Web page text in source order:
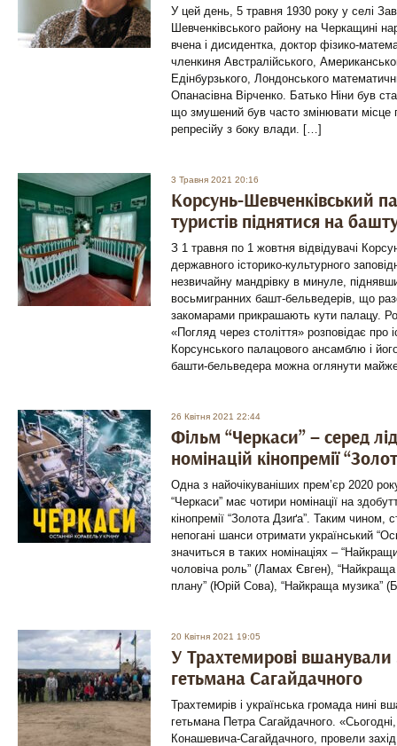
У цей день, 5 травня 1930 року у селі
Шевченківського району на Черкащині
вчена і дисидентка, доктор фізико-
членкиня Австралійського,
Едінбурзького, Лондонського
Опанасівна Вірченко. Батько Ніни був
що змушений був часто змінювати
репресійу з боку влади. […]
3 Травня 2021 20:16
Корсунь-Шевченківський
туристів піднятися на
З 1 травня по 1 жовтня відвідувачі
державного iсторико-культурного
незвичайну мандрівку в минуле,
восьмигранних башт-бельведерів, що
закомарами прикрашають кути палацу.
«Погляд через століття» розповідає про
Корсунського палацового ансамблю і
башти-бельведера можна оглянути
26 Квітня 2021 22:44
Фільм “Черкаси” – серед
номінацій кінопремії
Одна з найочікуваніших прем’єр 2020
“Черкаси” має чотири номінації на
кінопремії “Золота Дзиґа”. Таким
непогані шанси отримати український
значиться в таких номінаціях –
чоловіча роль” (Ламах Євген),
плану” (Юрій Сова), “Найкраща музика”
20 Квітня 2021 19:05
У Трахтемирові вшанували
гетьмана Сагайдачного
Трахтемирів і українська громада нині
гетьмана Петра Сагайдачного.
Конашевича-Сагайдачного, провели